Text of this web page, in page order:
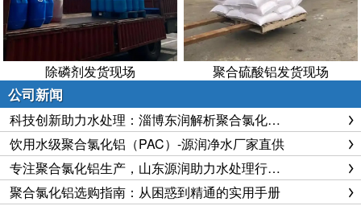
除磷剂发货现场 聚合硫酸铝发货现场
公司新闻
科技创新助力水处理：淄博东润解析聚合氯化铝的生产工艺与应用价值
饮用水级聚合氯化铝（PAC）-源润净水厂家直供
专注聚合氯化铝生产，山东源润助力水处理行业健康发展
聚合氯化铝选购指南：从困惑到精通的实用手册